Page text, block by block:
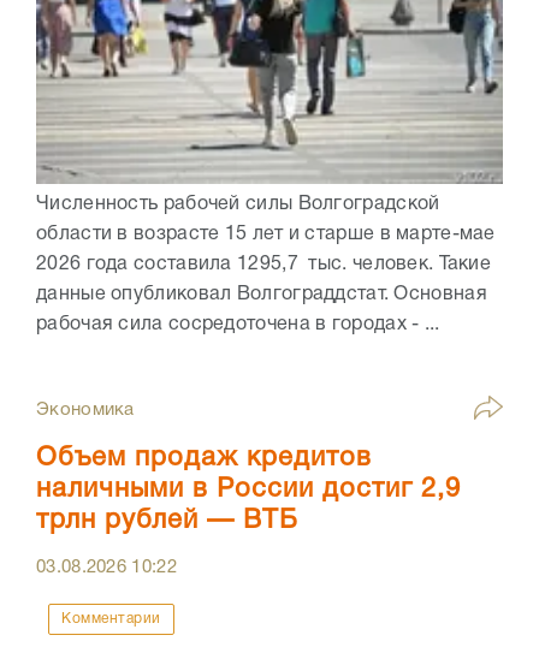
Численность рабочей силы Волгоградской
области в возрасте 15 лет и старше в марте-мае
2026 года составила 1295,7 тыс. человек. Такие
данные опубликовал Волгограддстат. Основная
рабочая сила сосредоточена в городах - ...
Экономика
Объем продаж кредитов
наличными в России достиг 2,9
трлн рублей — ВТБ
03.08.2026 10:22
Комментарии